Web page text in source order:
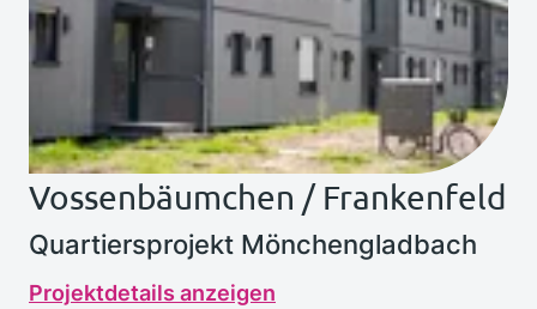
Vossenbäumchen / Frankenfeld
Quartiersprojekt Mönchengladbach
Projektdetails anzeigen